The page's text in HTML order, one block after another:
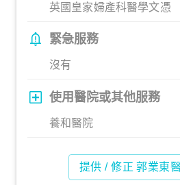
英國皇家婦產科醫學文憑
緊急服務
沒有
使用醫院或其他服務
養和醫院
提供 / 修正 郭業東